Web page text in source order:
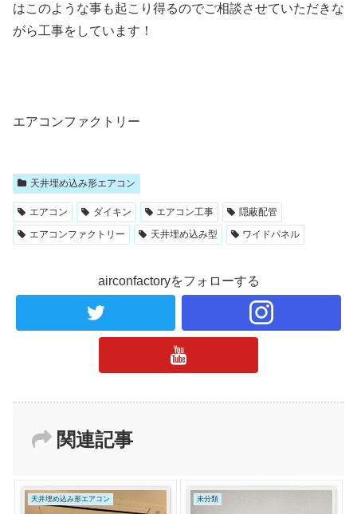
はこのような事も起こり得るのでご相談させていただきな
がら工事をしています！
エアコンファクトリー
天井埋め込み形エアコン
エアコン ダイキン エアコン工事
隠蔽配管
エアコンファクトリー
天井埋め込み型 ワイドパネル
airconfactoryをフォローする
関連記事
天井埋め込み形エアコン 未分類